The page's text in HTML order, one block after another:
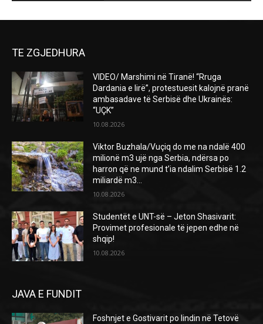
TE ZGJEDHURA
VIDEO/ Marshimi në Tiranë! “Rruga
Dardania e lirë”, protestuesit kalojnë pranë
ambasadave të Serbisë dhe Ukrainës:
“UÇK”
10.08.2026
Viktor Buzhala/Vuçiq do me na ndalë 400
milionë m3 ujë nga Serbia, ndërsa po
harron që ne mund t’ia ndalim Serbisë 1.2
miliardë m3...
10.08.2026
Studentët e UNT-së – Jeton Shasivarit:
Provimet profesionale të jepen edhe në
shqip!
10.08.2026
JAVA E FUNDIT
Foshnjet e Gostivarit po lindin në Tetovë